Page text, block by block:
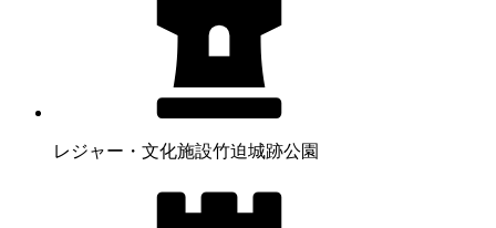
レジャー・文化施設竹迫城跡公園